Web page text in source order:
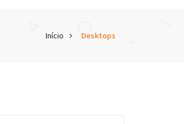
Início Desktops